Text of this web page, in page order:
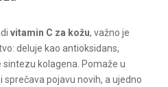
vitamin C za kožu, važno je
deluje kao antioksidans,
kolagena. Pomaže u
pojavu novih, a ujedno